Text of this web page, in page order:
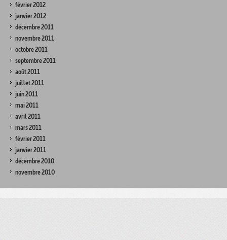
février 2012
janvier 2012
décembre 2011
novembre 2011
octobre 2011
septembre 2011
août 2011
juillet 2011
juin 2011
mai 2011
avril 2011
mars 2011
février 2011
janvier 2011
décembre 2010
novembre 2010